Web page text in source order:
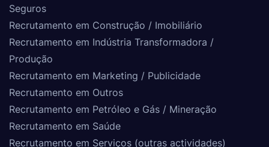
Seguros
Recrutamento em Construção / Imobiliário
Recrutamento em Indústria Transformadora /
Produção
Recrutamento em Marketing / Publicidade
Recrutamento em Outros
Recrutamento em Petróleo e Gás / Mineração
Recrutamento em Saúde
Recrutamento em Serviços (outras actividades)